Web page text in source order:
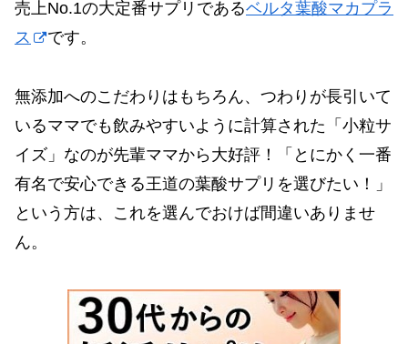
売上No.1の大定番サプリであるベルタ葉酸マカプラ
ス
です。
無添加へのこだわりはもちろん、つわりが長引いて
いるママでも飲みやすいように計算された「小粒サ
イズ」なのが先輩ママから大好評！「とにかく一番
有名で安心できる王道の葉酸サプリを選びたい！」
という方は、これを選んでおけば間違いありませ
ん。